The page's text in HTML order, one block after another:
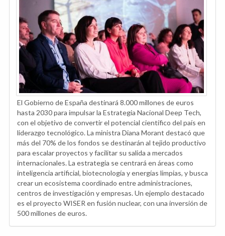
El Gobierno de España destinará 8.000 millones de euros
hasta 2030 para impulsar la Estrategia Nacional Deep Tech,
con el objetivo de convertir el potencial científico del país en
liderazgo tecnológico. La ministra Diana Morant destacó que
más del 70% de los fondos se destinarán al tejido productivo
para escalar proyectos y facilitar su salida a mercados
internacionales. La estrategia se centrará en áreas como
inteligencia artificial, biotecnología y energías limpias, y busca
crear un ecosistema coordinado entre administraciones,
centros de investigación y empresas. Un ejemplo destacado
es el proyecto WISER en fusión nuclear, con una inversión de
500 millones de euros.